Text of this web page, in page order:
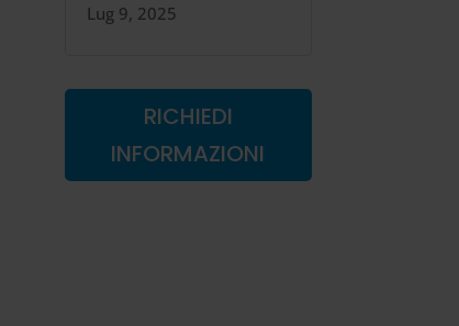
Lug 9, 2025
RICHIEDI
INFORMAZIONI